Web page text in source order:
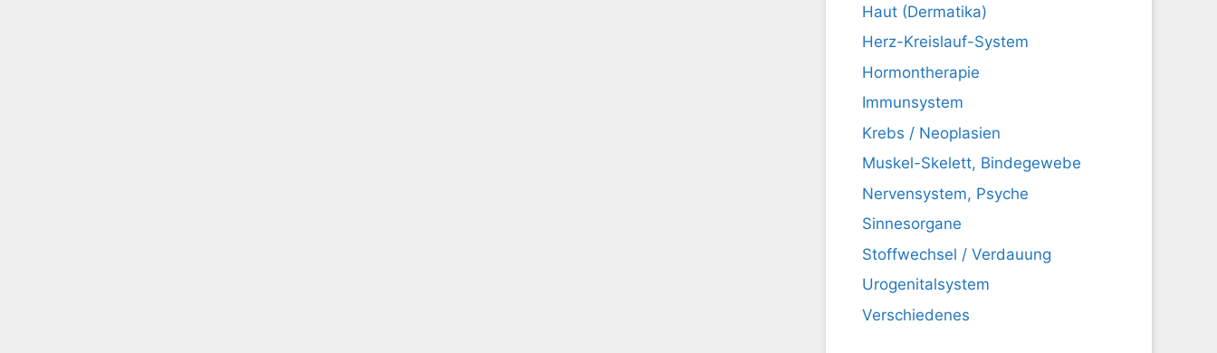
Haut (Dermatika)
Herz-Kreislauf-System
Hormontherapie
Immunsystem
Krebs / Neoplasien
Muskel-Skelett, Bindegewebe
Nervensystem, Psyche
Sinnesorgane
Stoffwechsel / Verdauung
Urogenitalsystem
Verschiedenes